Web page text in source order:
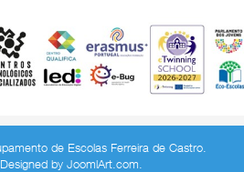
de Escolas Ferreira de Castro.
by JoomlArt.com